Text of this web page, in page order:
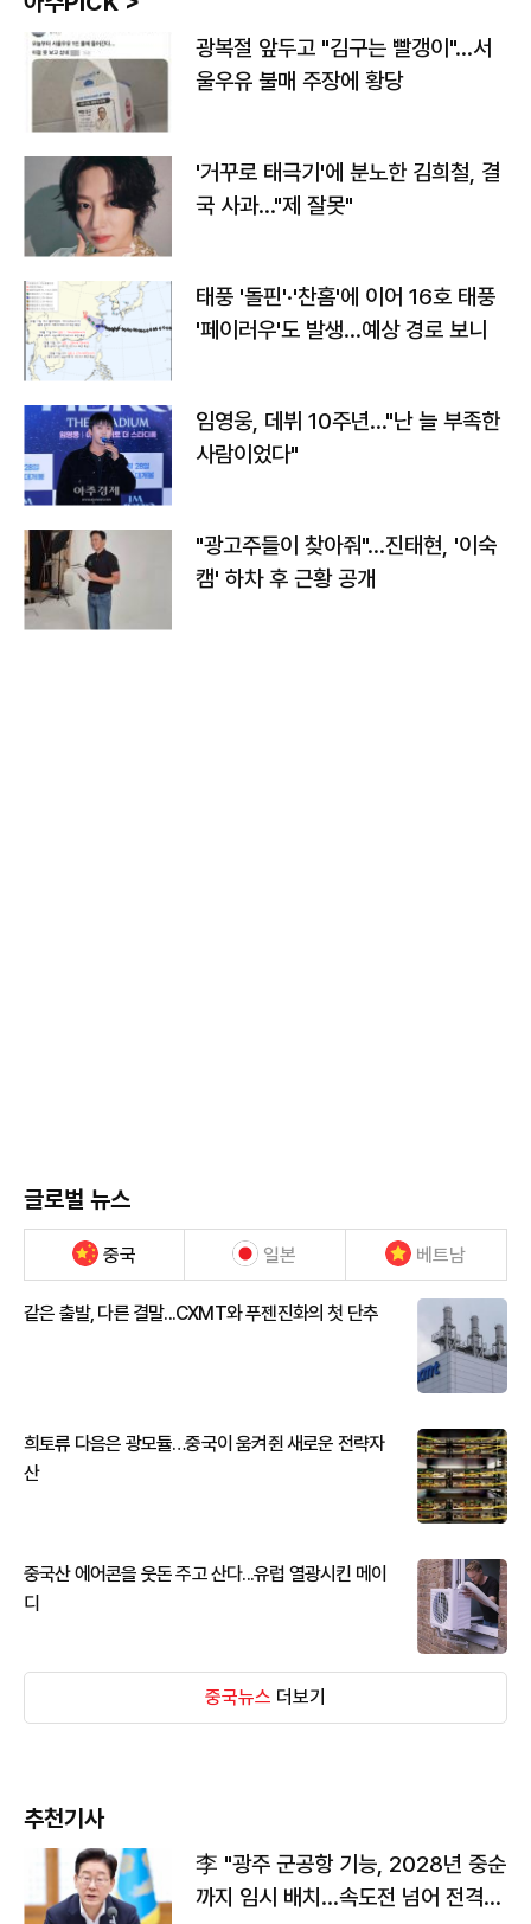
광복절 앞두고 "김구는 빨갱이"…서
울우유 불매 주장에 황당
'거꾸로 태극기'에 분노한 김희철, 결
국 사과…"제 잘못"
태풍 '돌핀'·'찬홈'에 이어 16호 태풍
'페이러우'도 발생…예상 경로 보니
임영웅, 데뷔 10주년…"난 늘 부족한
사람이었다"
"광고주들이 찾아줘"…진태현, '이숙
캠' 하차 후 근황 공개
글로벌 뉴스
중국 일본 베트남
같은 출발, 다른 결말...CXMT와 푸젠진화의 첫 단추
희토류 다음은 광모듈…중국이 움켜쥔 새로운 전략자
산
중국산 에어콘을 웃돈 주고 산다...유럽 열광시킨 메이
디
중국뉴스 더보기
추천기사
李 "광주 군공항 기능, 2028년 중순
까지 임시 배치…속도전 넘어 전격